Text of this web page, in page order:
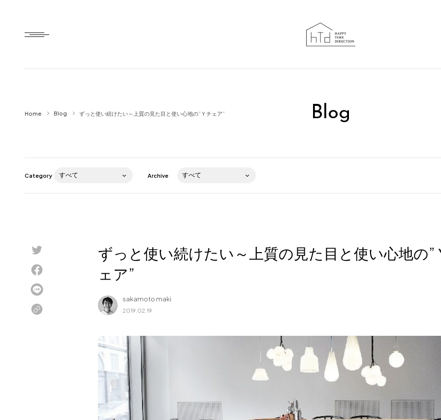
HTD style
Item
Brand
About us
Recruit
Contact
Blog
Home Blog ずっと使い続けたい～上質の見た目と使い心地の”Ｙチェア”
Category Archive
ずっと使い続けたい～上質の見た目と使い心地の”
ェア”
sakamoto maki
2019.02.19